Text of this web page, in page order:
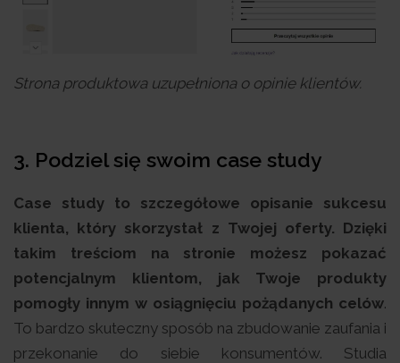
Strona produktowa uzupełniona o opinie klientów.
3. Podziel się swoim case study
Case study to szczegółowe opisanie sukcesu
klienta, który skorzystał z Twojej oferty. Dzięki
takim treściom na stronie możesz pokazać
potencjalnym klientom, jak Twoje produkty
pomogły innym w osiągnięciu pożądanych celów.
To bardzo skuteczny sposób na zbudowanie zaufania i
przekonanie do siebie konsumentów. Studia